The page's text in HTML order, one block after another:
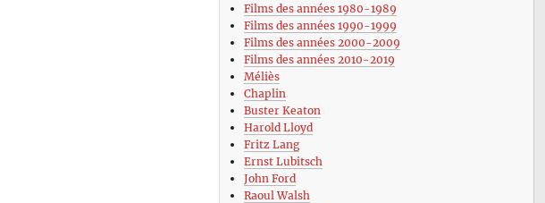
Films des années 1980-1989
Films des années 1990-1999
Films des années 2000-2009
Films des années 2010-2019
Méliès
Chaplin
Buster Keaton
Harold Lloyd
Fritz Lang
Ernst Lubitsch
John Ford
Raoul Walsh